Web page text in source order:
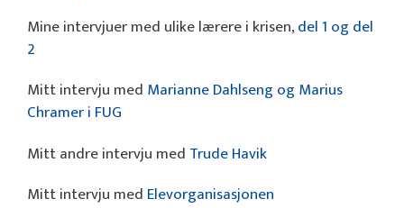
Mine intervjuer med ulike lærere i krisen,del 1 og del
2
Mitt intervju med Marianne Dahlseng og Marius
Chramer i FUG
Mitt andre intervju med Trude Havik
Mitt intervju med Elevorganisasjonen